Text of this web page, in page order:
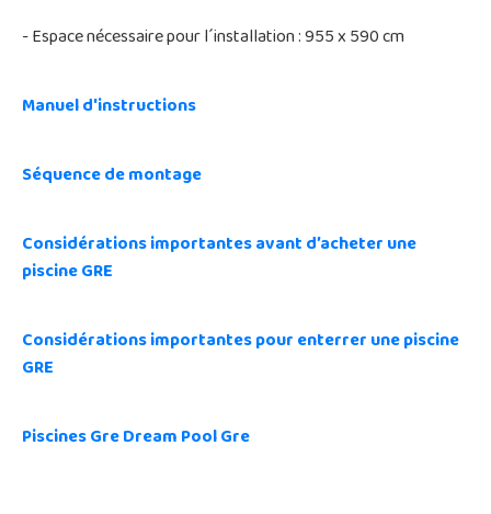
- Espace nécessaire pour l´installation : 955 x 590 cm
Manuel d'instructions
Séquence de montage
Considérations importantes avant d’acheter une
piscine GRE
Considérations importantes pour enterrer une piscine
GRE
Piscines Gre Dream Pool Gre